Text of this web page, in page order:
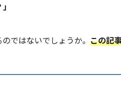
ではないでしょうか。 この記